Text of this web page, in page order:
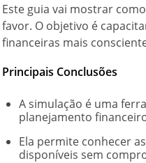
Este guia vai mostrar
favor. O objetivo é
financeiras mais
Principais Conclusões
A simulação é uma
planejamento
Ela permite conhecer
disponíveis sem